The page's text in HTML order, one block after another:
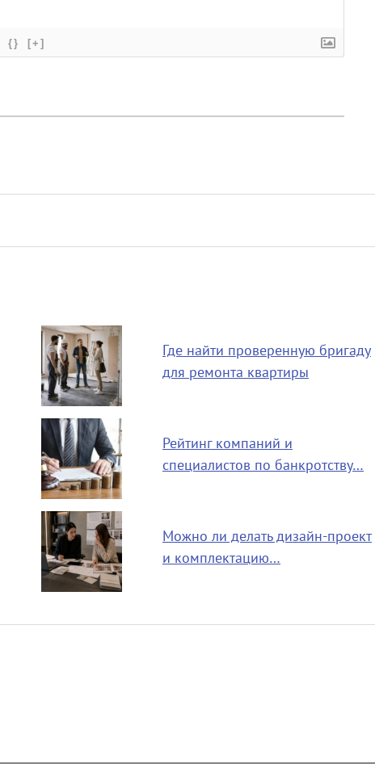
{} [+]
Где найти проверенную бригаду
для ремонта квартиры
Рейтинг компаний и
специалистов по банкротству…
Можно ли делать дизайн-проект
и комплектацию…